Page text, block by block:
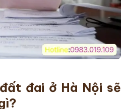
đai ở Hà Nội sẽ